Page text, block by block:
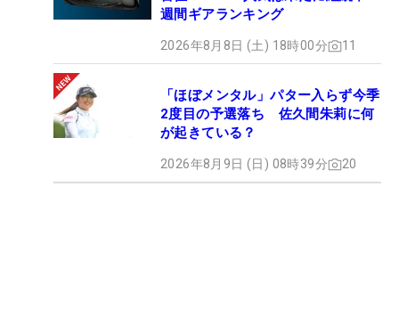
週間ギアランキング
2026年8月8日 (土) 18時00分 11
「ほぼメンタル」パター入らず今季
2度目の予選落ち 佐久間朱莉に何
が起きている？
2026年8月9日 (日) 08時39分 20